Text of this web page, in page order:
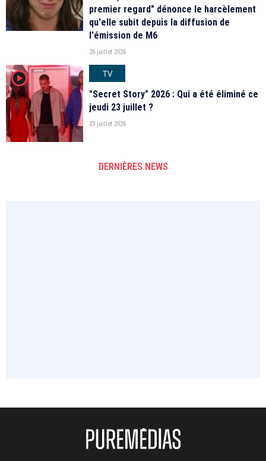
premier regard" dénonce le harcèlement
qu'elle subit depuis la diffusion de
l'émission de M6
26 juillet 2026
player2
TV
"Secret Story" 2026 : Qui a été éliminé ce
jeudi 23 juillet ?
23 juillet 2026
DERNIÈRES NEWS